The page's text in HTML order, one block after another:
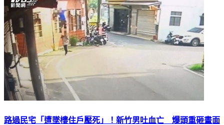
路過民宅「遭墜樓住戶壓死」！新竹男吐血亡 爆頭重砸畫面